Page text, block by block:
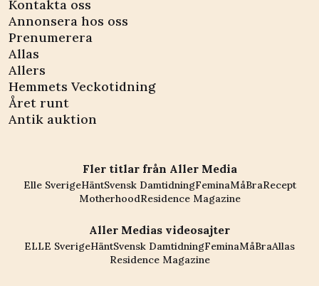
Kontakta oss
Annonsera hos oss
Prenumerera
Allas
Allers
Hemmets Veckotidning
Året runt
Antik auktion
Fler titlar från Aller Media
Elle SverigeHäntSvensk DamtidningFeminaMåBraRecept
MotherhoodResidence Magazine
Aller Medias videosajter
ELLE SverigeHäntSvensk DamtidningFeminaMåBraAllas
Residence Magazine